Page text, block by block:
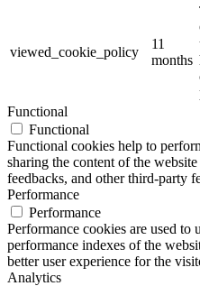
viewed_cookie_policy
11
months
Functional
Functional
Functional cookies help to
sharing the content of the
feedbacks, and other third-party
Performance
Performance
Performance cookies are used to
performance indexes of the
better user experience for the
Analytics